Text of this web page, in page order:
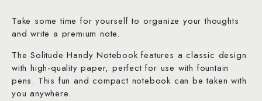
Take some time for yourself to organize your thoughts
and write a premium note.
The Solitude Handy Notebook features a classic design
with high-quality paper, perfect for use with fountain
pens. This fun and compact notebook can be taken with
you anywhere.